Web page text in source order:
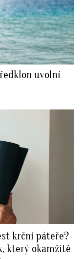
uvolní
krční páteře?
který okamžitě